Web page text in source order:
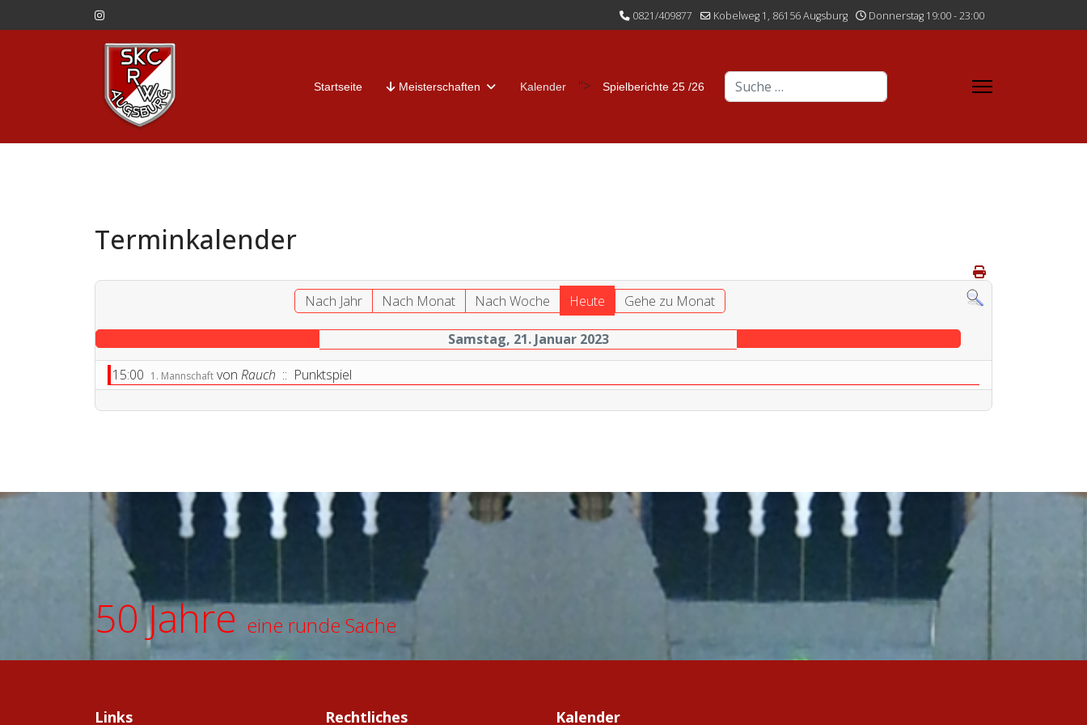
0821/409877 Kobelweg 1, 86156 Augsburg Donnerstag 19:00 - 23:00
Startseite Meisterschaften Kalender "> Spielberichte 25 /26 Suchen
Terminkalender
Nach Jahr Nach Monat Nach Woche Heute Gehe zu Monat
Samstag, 21. Januar 2023
15:00 1. Mannschaft von Rauch :: Punktspiel
50 Jahreeine runde Sache
Links Rechtliches Kalender